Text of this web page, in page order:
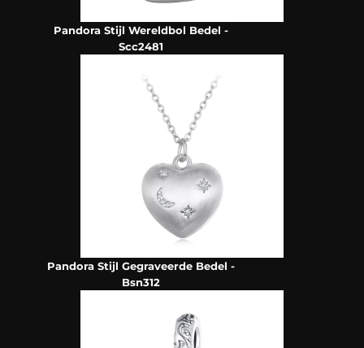
Pandora Stijl Wereldbol Bedel -
Scc2481
Pandora Stijl Gegraveerde Bedel -
Bsn312